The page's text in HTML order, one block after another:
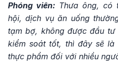
Phóng viên: Thưa ông, có
hội, dịch vụ ăn uống
tạm bợ, không được đầu
kiểm soát tốt, thì đây sẽ
thực phẩm đối với nhiều